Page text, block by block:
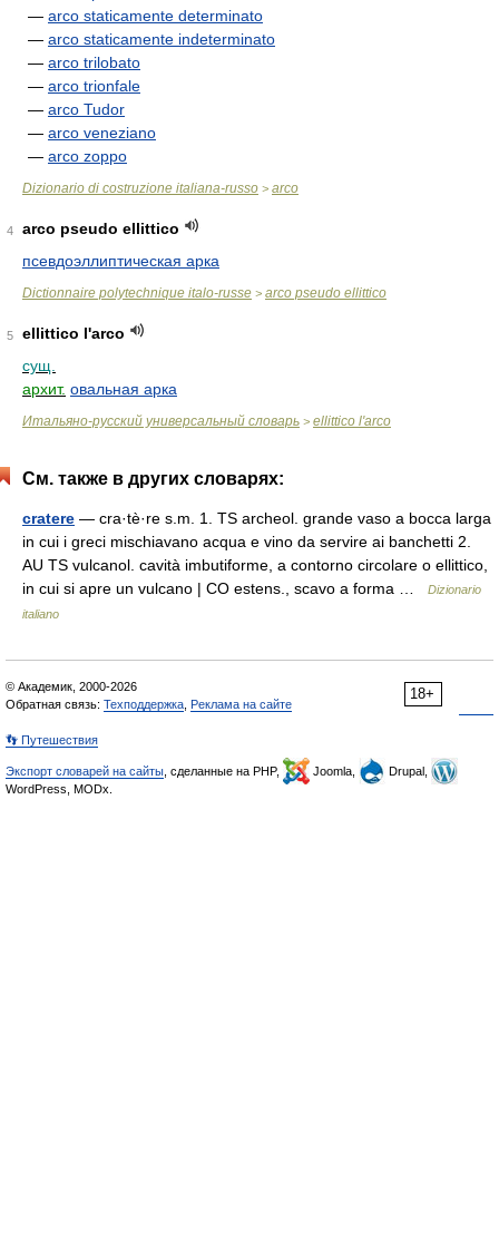
— arco staticamente determinato
— arco staticamente indeterminato
— arco trilobato
— arco trionfale
— arco Tudor
— arco veneziano
— arco zoppo
Dizionario di costruzione italiana-russo > arco
4
arco pseudo ellittico
псевдоэллиптическая арка
Dictionnaire polytechnique italo-russe > arco pseudo ellittico
5
ellittico l'arco
сущ.
архит. овальная арка
Итальяно-русский универсальный словарь > ellittico l'arco
См. также в других словарях:
cratere — cra·tè·re s.m. 1. TS archeol. grande vaso a bocca larga
in cui i greci mischiavano acqua e vino da servire ai banchetti 2.
AU TS vulcanol. cavità imbutiforme, a contorno circolare o ellittico,
in cui si apre un vulcano | CO estens., scavo a forma …
Dizionario
italiano
18+
© Академик, 2000-2026
Обратная связь: Техподдержка Реклама на сайте
👣 Путешествия
Экспорт словарей на сайты , сделанные на PHP, Joomla,
Drupal,
WordPress, MODx.